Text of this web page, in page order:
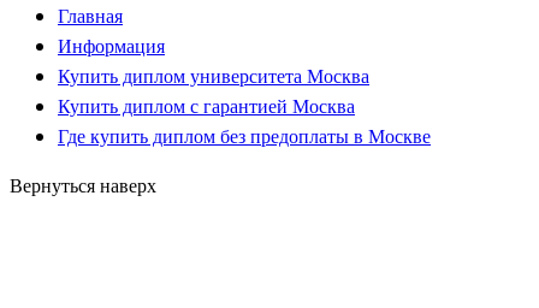
Главная
Информация
Купить диплом университета Москва
Купить диплом с гарантией Москва
Где купить диплом без предоплаты в Москве
Вернуться наверх